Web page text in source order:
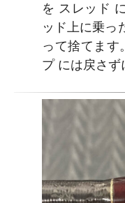
を スレッド
ッド上に乗っ
って捨てます
プ には戻さず